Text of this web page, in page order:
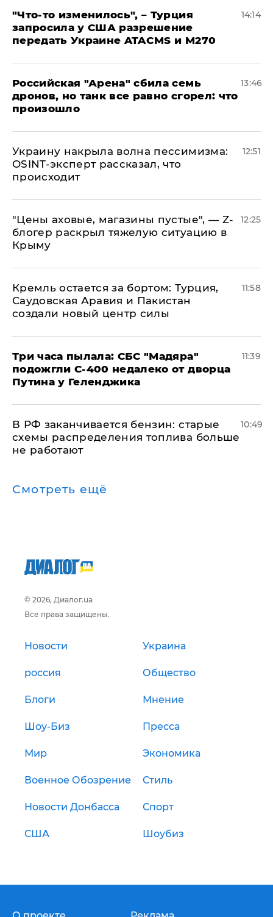
​"Что-то изменилось", – Турция
запросила у США разрешение
передать Украине ATACMS и M270
14:14
​Российская "Арена" сбила семь
дронов, но танк все равно сгорел: что
произошло
13:46
​Украину накрыла волна пессимизма:
OSINT-эксперт рассказал, что
происходит
12:51
​"Цены аховые, магазины пустые", — Z-
блогер раскрыл тяжелую ситуацию в
Крыму
12:25
​Кремль остается за бортом: Турция,
Саудовская Аравия и Пакистан
создали новый центр силы
11:58
Три часа пылала: СБС "Мадяра"
подожгли С-400 недалеко от дворца
Путина у Геленджика
11:39
​В РФ заканчивается бензин: старые
схемы распределения топлива больше
не работают
10:49
Смотреть ещё
© 2026, Диалог.ua
Все права защищены.
Новости Украина
россия Общество
Блоги Мнение
Шоу-Биз Пресса
Мир Экономика
Военное Обозрение Стиль
Новости Донбасса Спорт
США Шоубиз